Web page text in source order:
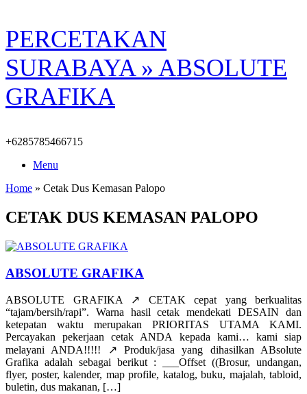
Skip
to
content
PERCETAKAN
SURABAYA » ABSOLUTE
GRAFIKA
+6285785466715
Menu
Home » Cetak Dus Kemasan Palopo
CETAK DUS KEMASAN PALOPO
ABSOLUTE GRAFIKA
ABSOLUTE GRAFIKA ↗️ CETAK cepat yang berkualitas
“tajam/bersih/rapi”. Warna hasil cetak mendekati DESAIN dan
ketepatan waktu merupakan PRIORITAS UTAMA KAMI.
Percayakan pekerjaan cetak ANDA kepada kami… kami siap
melayani ANDA!!!!! ↗️ Produk/jasa yang dihasilkan ABsolute
Grafika adalah sebagai berikut : ___Offset ((Brosur, undangan,
flyer, poster, kalender, map profile, katalog, buku, majalah, tabloid,
buletin, dus makanan, […]